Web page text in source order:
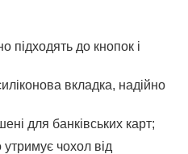
підходять до кнопок і
вкладка, надійно
для банківських карт;
утримує чохол від